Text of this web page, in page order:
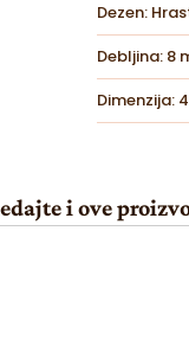
Dezen:
Debljina: 8
Dimenzija:
i ove